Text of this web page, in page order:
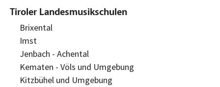
Tiroler Landesmusikschulen
Brixental
Imst
Jenbach - Achental
Kematen - Völs und Umgebung
Kitzbühel und Umgebung